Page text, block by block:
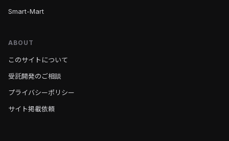
Smart-Mart
ABOUT
このサイトについて
受託開発のご相談
プライバシーポリシー
サイト掲載依頼